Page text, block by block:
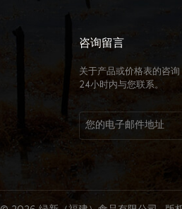
咨询留言
关于产品或价格表的咨
24小时内与您联系。